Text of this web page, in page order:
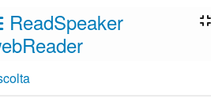
ReadSpeaker